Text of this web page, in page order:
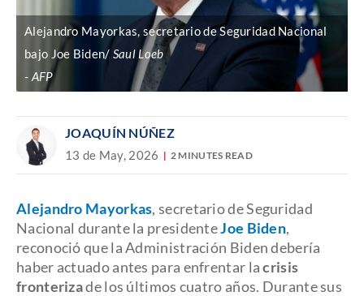
Alejandro Mayorkas, secretario de Seguridad Nacional
bajo Joe Biden/ Saul Loeb
AFP
JOAQUÍN NÚÑEZ
13 de May, 2026 2 MINUTES READ
Alejandro Mayorkas, secretario de Seguridad
Nacional durante la presidenteJoe Biden,
reconoció que la Administración Biden debería
haber actuado antes para enfrentar lacrisis
fronterizade los últimos cuatro años. Durante sus